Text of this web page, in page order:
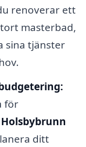
renoverar ett
masterbad,
sina tjänster
för
ditt